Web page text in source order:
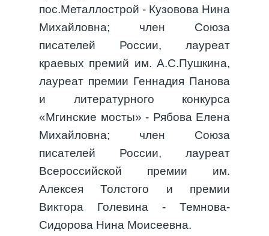
пос.Металлострой - Кузовова Нина
Михайловна; член Союза
писателей России, лауреат
краевых премий им. А.С.Пушкина,
лауреат премии Геннадия Панова
и литературного конкурса
«Мгинские мосты» - Рябова Елена
Михайловна; член Союза
писателей России, лауреат
Всероссийской премии им.
Алексея Толстого и премии
Виктора Голевина - Темнова-
Сидорова Нина Моисеевна.